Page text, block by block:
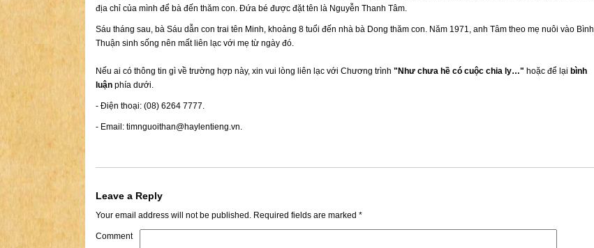
địa chỉ của mình để bà đến thăm con. Đứa bé được đặt tên là Nguyễn Thanh Tâm.
Sáu tháng sau, bà Sáu dẫn con trai tên Minh, khoảng 8 tuổi đến nhà bà Dong thăm con. Năm 1971, anh Tâm theo mẹ nuôi vào Bình
Thuận sinh sống nên mất liên lạc với mẹ từ ngày đó.
Nếu ai có thông tin gì về trường hợp này, xin vui lòng liên lạc với Chương trình "Như chưa hề có cuộc chia ly…" hoặc để lại bình
luận phía dưới.
- Điện thoại: (08) 6264 7777.
- Email: timnguoithan@haylentieng.vn.
Leave a Reply
Your email address will not be published. Required fields are marked *
Comment